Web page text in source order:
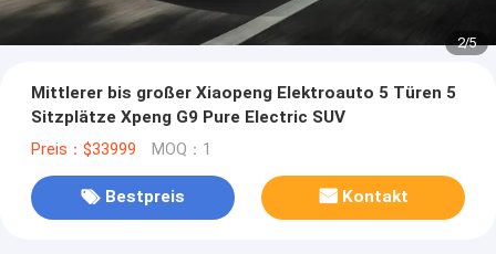
2/5
Mittlerer bis großer Xiaopeng Elektroauto 5 Türen 5
Sitzplätze Xpeng G9 Pure Electric SUV
Preis：$33999 MOQ：1
Bestpreis Kontakt